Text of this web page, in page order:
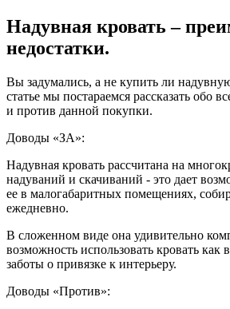
Надувная кровать –
недостатки.
Вы задумались, а не купить ли
статье мы постараемся рассказать обо
и против данной покупки.
Доводы «ЗА»:
Надувная кровать рассчитана на
надуваний и скачиваний - это дает
ее в малогабаритных помещениях,
ежедневно.
В сложенном виде она удивительно
возможность использовать кровать как
заботы о привязке к интерьеру.
Доводы «Против»: